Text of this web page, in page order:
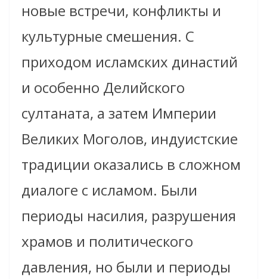
новые встречи, конфликты и
культурные смешения. С
приходом исламских династий
и особенно Делийского
султаната, а затем Империи
Великих Моголов, индуистские
традиции оказались в сложном
диалоге с исламом. Были
периоды насилия, разрушения
храмов и политического
давления, но были и периоды